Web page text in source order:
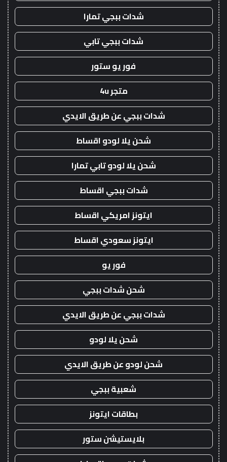
شدات ببجي تمارا
شدات ببجي تابي
فور يو ستور
متجر 4u
شدات ببجي عن طريق الايدي
شحن يلا لودو اقساط
شحن يلا لودو تابي تمارا
شدات ببجي اقساط
ايتونز امريكي اقساط
ايتونز سعودي اقساط
فور يو
شحن شدات ببجي
شدات ببجي عن طريق الايدي
شحن يلا لودو
شحن لودو عن طريق الايدي
شعبية ببجي
بطاقات ايتونز
بلايستيشن ستور